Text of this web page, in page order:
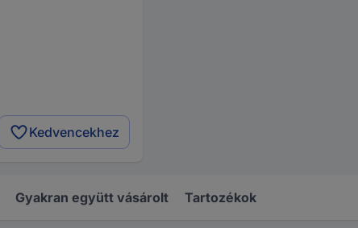
Kedvencekhez
Gyakran együtt vásárolt Tartozékok